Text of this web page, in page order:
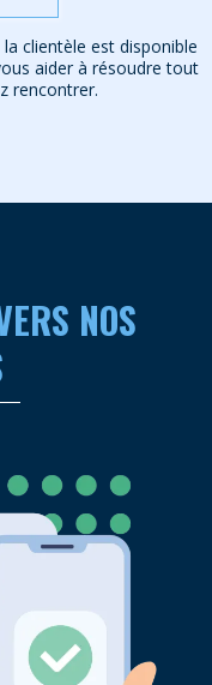
clientèle est disponible
aider à résoudre tout
rencontrer.
NOS